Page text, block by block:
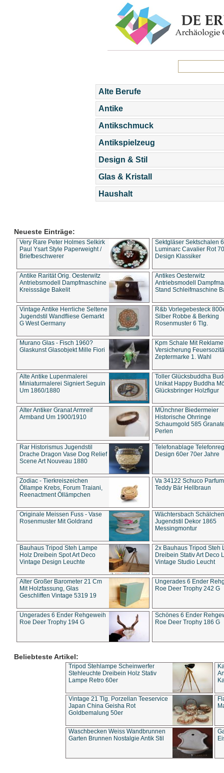
Alte Berufe
Antike
Antikschmuck
Antikspielzeug
Design & Stil
Glas & Kristall
Haushalt
Neueste Einträge:
Very Rare Peter Holmes Selkirk
Paul Ysart Style Paperweight /
Briefbeschwerer
Sektgläser Sektschalen
Luminarc Cavalier Rot
Design Klassiker
Antike Rarität Orig. Oesterwitz
Antriebsmodell Dampfmaschine
Kreisssäge Bakelit
Antikes Oesterwitz
Antriebsmodell
Stand Schleifmaschine
Vintage Antike Herrliche Seltene
Jugendstil Wandfliese Gemarkt
G West Germany
R&b Vorlegebesteck
Silber Robbe & Berking
Rosenmuster 6 Tlg.
Murano Glas - Fisch 1960?
Glaskunst Glasobjekt Mille Fiori
Kpm Schale Mit Reklame
Versicherung
Zeptermarke 1. Wahl
Alte Antike Lupenmalerei
Miniaturmalerei Signiert Seguin
Um 1860/1880
Toller Glücksbuddha
Unikat Happy Buddha
Glücksbringer Holzfigur
Alter Antiker Granat Armreif
Armband Um 1900/1910
MÜnchner Biedermeier
Historische Ohrringe
Schaumgold 585
Perlen
Rar Historismus Jugendstil
Drache Dragon Vase Dog Relief
Scene Art Nouveau 1880
Telefonablage
Design 60er 70er Jahre
Zodiac - Tierkreiszeichen
Öllampe Krebs, Forum Traiani,
Reenactment Öllämpchen
Va 34122 Schuco
Teddy Bär Hellbraun
Originale Meissen Fuss - Vase
Rosenmuster Mit Goldrand
Wächtersbach Schälchen
Jugendstil Dekor 1865
Messingmontur
Bauhaus Tripod Steh Lampe
Holz Dreibein Spot Art Deco
Vintage Design Leuchte
2x Bauhaus Tripod Steh
Dreibein Stativ Art Deco
Vintage Studio Leucht
Alter Großer Barometer 21 Cm
Mit Holzfassung, Glas
Geschliffen Vintage 5319 19
Ungerades 6 Ender
Roe Deer Trophy 242 G
Ungerades 6 Ender Rehgeweih
Roe Deer Trophy 194 G
Schönes 6 Ender
Roe Deer Trophy 186 G
Beliebteste Artikel:
Tripod Stehlampe Scheinwerfer
Stehleuchte Dreibein Holz Stativ
Lampe Retro 60er
Vintage 21 Tlg. Porzellan Teeservice
Japan China Geisha Rot
Goldbemalung 50er
Waschbecken Weiss Wandbrunnen
Garten Brunnen Nostalgie Antik Stil